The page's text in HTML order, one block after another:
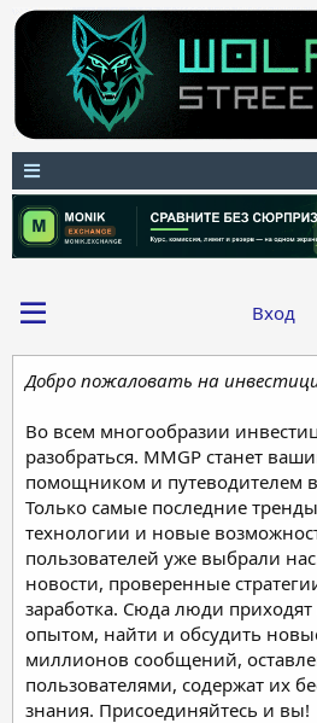
Вход
Добро пожаловать на
Во всем многообразии
разобраться. MMGP станет
помощником и путеводителем
Только самые последние
технологии и новые
пользователей уже выбрали
новости, проверенные
заработка. Сюда люди
опытом, найти и обсудить
миллионов сообщений,
пользователями, содержат их
знания. Присоединяйтесь и вы!